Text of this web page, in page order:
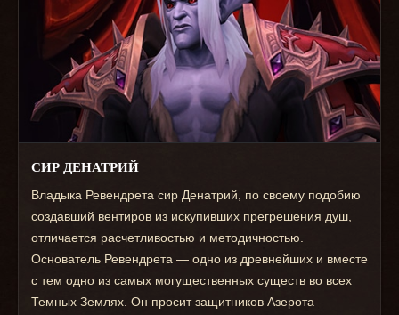
СИР ДЕНАТРИЙ
Владыка Ревендрета сир Денатрий, по своему подобию
создавший вентиров из искупивших прегрешения душ,
отличается расчетливостью и методичностью.
Основатель Ревендрета — одно из древнейших и вместе
с тем одно из самых могущественных существ во всех
Темных Землях. Он просит защитников Азерота